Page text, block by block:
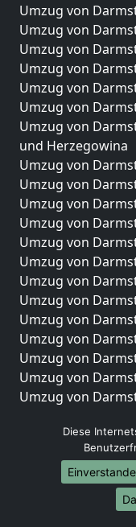
Umzug von
Umzug von
Umzug von
Umzug von
Umzug von
Umzug von
Umzug von
und Herzegowina
Umzug von
Umzug von
Umzug von
Umzug von
Umzug von
Umzug von
Umzug von
Umzug von
Umzug von
Umzug von
Umzug von
Umzug von
Umzug von
Umzüge-
Umzug von
Umzug von
Umzug von
Umzug von
Diese